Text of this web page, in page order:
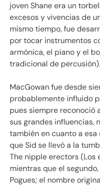
joven Shane era un
excesos y vivencias de
mismo tiempo, fue
por tocar instrumentos
armónica, el piano y el
tradicional de percusión).
MacGowan fue desde
probablemente influido
pues siempre reconoció
sus grandes influencias,
también en cuanto a
que Sid se llevó a la
The nipple erectors (Los
mientras que el
Pogues; el nombre